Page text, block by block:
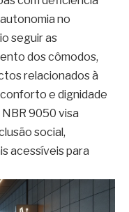
no
seguir as
dos cômodos,
relacionados à
e dignidade
9050 visa
social,
acessíveis para